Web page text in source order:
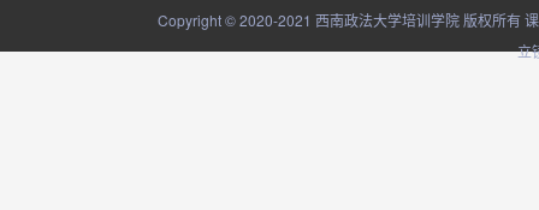
Copyright © 2020-2021 西南政法大学培训学院 版权所有
立